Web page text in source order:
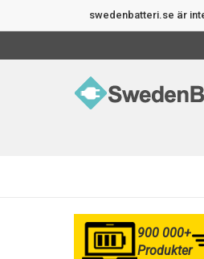
swedenbatteri.se är
900 000+
Produkter